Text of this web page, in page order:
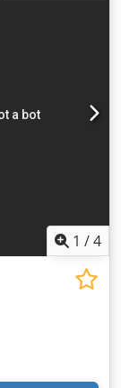
-
U S Ahepfx An
1 /4